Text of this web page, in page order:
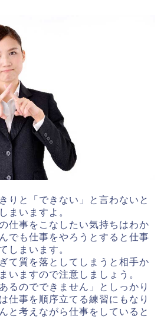
りと「できない」と言わないと
まいますよ。
仕事をこなしたい気持ちはわか
でも仕事をやろうとすると仕事
しまいます。
て質を落としてしまうと相手か
いますので注意しましょう。
るのでできません」としっかり
仕事を順序立てる練習にもなり
と考えながら仕事をしていると